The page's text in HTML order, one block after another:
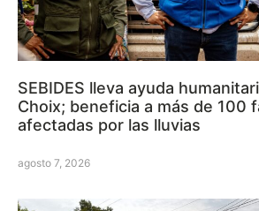
SEBIDES lleva ayuda
Choix; beneficia a más de 100
afectadas por las lluvias
agosto 7, 2026